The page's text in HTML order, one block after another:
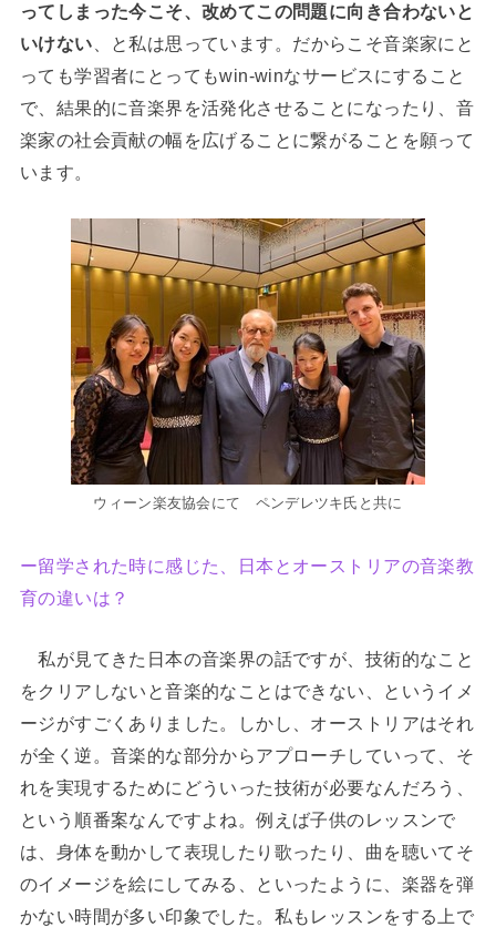
ってしまった今こそ、改めてこの問題に向き合わないと
いけない 、と私は思っています。だからこそ音楽家にと
っても学習者にとってもwin-winなサービスにすること
で、結果的に音楽界を活発化させることになったり、音
楽家の社会貢献の幅を広げることに繋がることを願って
います。
ウィーン楽友協会にて ペンデレツキ氏と共に
ー留学された時に感じた、日本とオーストリアの音楽教
育の違いは？
私が見てきた日本の音楽界の話ですが、技術的なこと
をクリアしないと音楽的なことはできない、というイメ
ージがすごくありました。しかし、オーストリアはそれ
が全く逆。音楽的な部分からアプローチしていって、そ
れを実現するためにどういった技術が必要なんだろう、
という順番案なんですよね。例えば子供のレッスンで
は、身体を動かして表現したり歌ったり、曲を聴いてそ
のイメージを絵にしてみる、といったように、楽器を弾
かない時間が多い印象でした。私もレッスンをする上で